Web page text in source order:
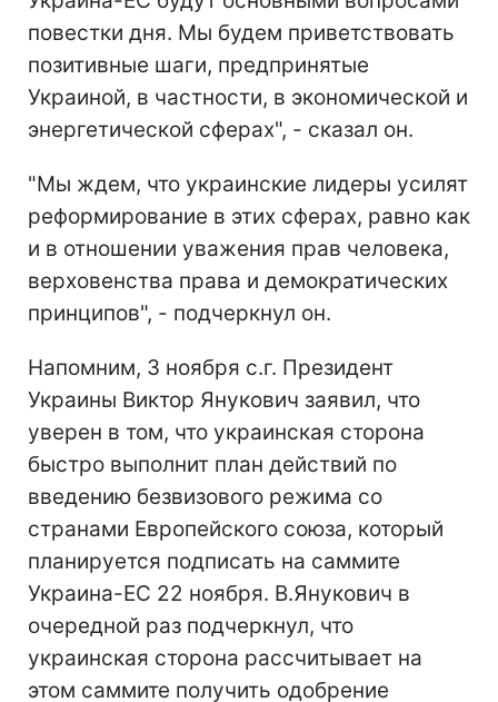
повестки дня. Мы будем приветствовать
позитивные шаги, предпринятые
Украиной, в частности, в экономической и
энергетической сферах", - сказал он.
"Мы ждем, что украинские лидеры усилят
реформирование в этих сферах, равно как
и в отношении уважения прав человека,
верховенства права и демократических
принципов", - подчеркнул он.
Напомним, 3 ноября с.г. Президент
Украины Виктор Янукович заявил, что
уверен в том, что украинская сторона
быстро выполнит план действий по
введению безвизового режима со
странами Европейского союза, который
планируется подписать на саммите
Украина-ЕС 22 ноября. В.Янукович в
очередной раз подчеркнул, что
украинская сторона рассчитывает на
этом саммите получить одобрение